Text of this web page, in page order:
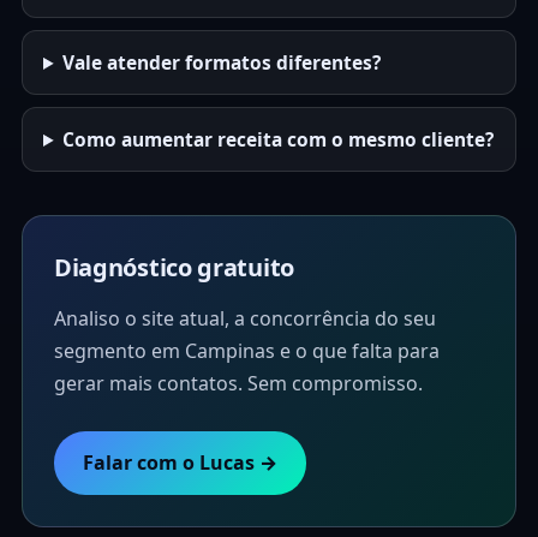
Vale atender formatos diferentes?
Como aumentar receita com o mesmo cliente?
Diagnóstico gratuito
Analiso o site atual, a concorrência do seu
segmento em Campinas e o que falta para
gerar mais contatos. Sem compromisso.
Falar com o Lucas →